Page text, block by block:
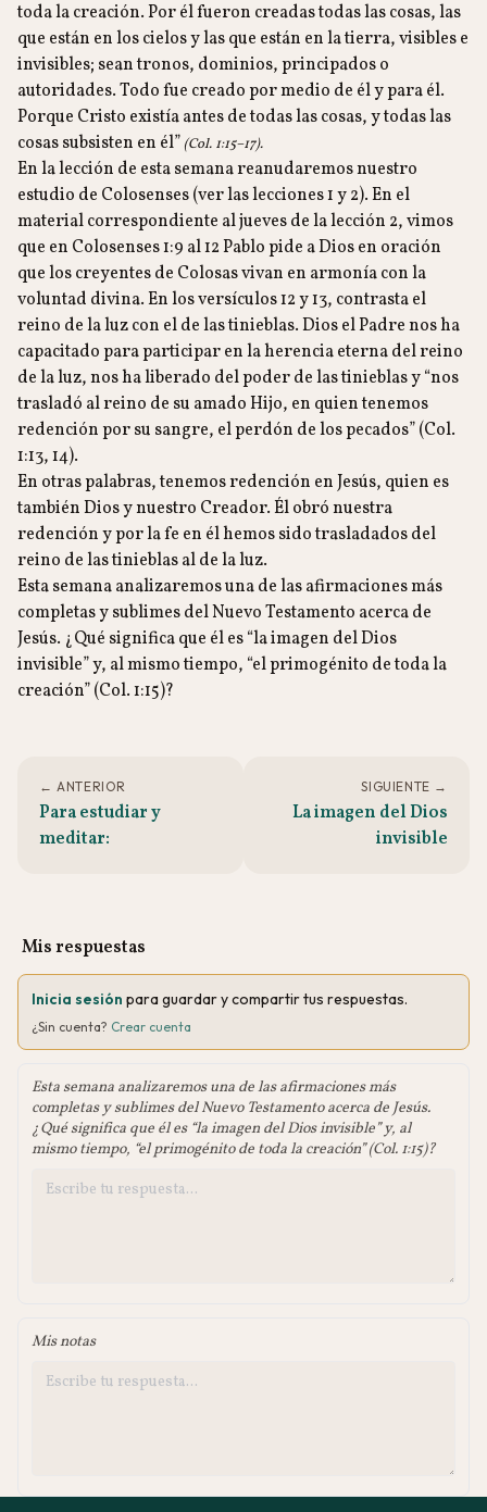
toda la creación. Por él fueron creadas todas las cosas, las
que están en los cielos y las que están en la tierra, visibles e
invisibles; sean tronos, dominios, principados o
autoridades. Todo fue creado por medio de él y para él.
Porque Cristo existía antes de todas las cosas, y todas las
cosas subsisten en él” (Col. 1:15–17).
En la lección de esta semana reanudaremos nuestro
estudio de Colosenses (ver las lecciones 1 y 2). En el
material correspondiente al jueves de la lección 2, vimos
que en Colosenses 1:9 al 12 Pablo pide a Dios en oración
que los creyentes de Colosas vivan en armonía con la
voluntad divina. En los versículos 12 y 13, contrasta el
reino de la luz con el de las tinieblas. Dios el Padre nos ha
capacitado para participar en la herencia eterna del reino
de la luz, nos ha liberado del poder de las tinieblas y “nos
trasladó al reino de su amado Hijo, en quien tenemos
redención por su sangre, el perdón de los pecados” (Col.
1:13, 14).
En otras palabras, tenemos redención en Jesús, quien es
también Dios y nuestro Creador. Él obró nuestra
redención y por la fe en él hemos sido trasladados del
reino de las tinieblas al de la luz.
Esta semana analizaremos una de las afirmaciones más
completas y sublimes del Nuevo Testamento acerca de
Jesús. ¿Qué significa que él es “la imagen del Dios
invisible” y, al mismo tiempo, “el primogénito de toda la
creación” (Col. 1:15)?
← ANTERIOR
Para estudiar y
meditar:
SIGUIENTE →
La imagen del Dios
invisible
Mis respuestas
Inicia sesión para guardar y compartir tus respuestas.
¿Sin cuenta? Crear cuenta
Esta semana analizaremos una de las afirmaciones más
completas y sublimes del Nuevo Testamento acerca de Jesús.
¿Qué significa que él es “la imagen del Dios invisible” y, al
mismo tiempo, “el primogénito de toda la creación” (Col. 1:15)?
Mis notas